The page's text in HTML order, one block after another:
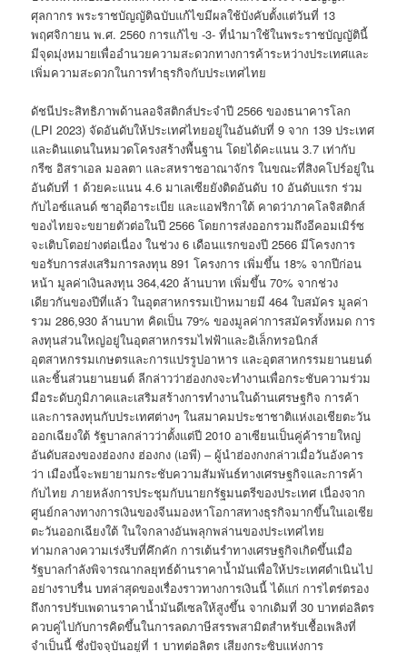
ศุลกากร พระราชบัญญัติฉบับแก้ไขมีผลใช้บังคับตั้งแต่วันที่ 13
พฤศจิกายน พ.ศ. 2560 การแก้ไข -3- ที่นำมาใช้ในพระราชบัญญัตินี้
มีจุดมุ่งหมายเพื่ออำนวยความสะดวกทางการค้าระหว่างประเทศและ
เพิ่มความสะดวกในการทำธุรกิจกับประเทศไทย
ดัชนีประสิทธิภาพด้านลอจิสติกส์ประจำปี 2566 ของธนาคารโลก
(LPI 2023) จัดอันดับให้ประเทศไทยอยู่ในอันดับที่ 9 จาก 139 ประเทศ
และดินแดนในหมวดโครงสร้างพื้นฐาน โดยได้คะแนน 3.7 เท่ากับ
กรีซ อิสราเอล มอลตา และสหราชอาณาจักร ในขณะที่สิงคโปร์อยู่ใน
อันดับที่ 1 ด้วยคะแนน 4.6 มาเลเซียยังติดอันดับ 10 อันดับแรก ร่วม
กับไอซ์แลนด์ ซาอุดีอาระเบีย และแอฟริกาใต้ คาดว่าภาคโลจิสติกส์
ของไทยจะขยายตัวต่อในปี 2566 โดยการส่งออกรวมถึงอีคอมเมิร์ซ
จะเติบโตอย่างต่อเนื่อง ในช่วง 6 เดือนแรกของปี 2566 มีโครงการ
ขอรับการส่งเสริมการลงทุน 891 โครงการ เพิ่มขึ้น 18% จากปีก่อน
หน้า มูลค่าเงินลงทุน 364,420 ล้านบาท เพิ่มขึ้น 70% จากช่วง
เดียวกันของปีที่แล้ว ในอุตสาหกรรมเป้าหมายมี 464 ใบสมัคร มูลค่า
รวม 286,930 ล้านบาท คิดเป็น 79% ของมูลค่าการสมัครทั้งหมด การ
ลงทุนส่วนใหญ่อยู่ในอุตสาหกรรมไฟฟ้าและอิเล็กทรอนิกส์
อุตสาหกรรมเกษตรและการแปรรูปอาหาร และอุตสาหกรรมยานยนต์
และชิ้นส่วนยานยนต์ ลีกล่าวว่าฮ่องกงจะทำงานเพื่อกระชับความร่วม
มือระดับภูมิภาคและเสริมสร้างการทำงานในด้านเศรษฐกิจ การค้า
และการลงทุนกับประเทศต่างๆ ในสมาคมประชาชาติแห่งเอเชียตะวัน
ออกเฉียงใต้ รัฐบาลกล่าวว่าตั้งแต่ปี 2010 อาเซียนเป็นคู่ค้ารายใหญ่
อันดับสองของฮ่องกง ฮ่องกง (เอพี) – ผู้นำฮ่องกงกล่าวเมื่อวันอังคาร
ว่า เมืองนี้จะพยายามกระชับความสัมพันธ์ทางเศรษฐกิจและการค้า
กับไทย ภายหลังการประชุมกับนายกรัฐมนตรีของประเทศ เนื่องจาก
ศูนย์กลางทางการเงินของจีนมองหาโอกาสทางธุรกิจมากขึ้นในเอเชีย
ตะวันออกเฉียงใต้ ในใจกลางอันพลุกพล่านของประเทศไทย
ท่ามกลางความเร่งรีบที่คึกคัก การเต้นรำทางเศรษฐกิจเกิดขึ้นเมื่อ
รัฐบาลกำลังพิจารณากลยุทธ์ด้านราคาน้ำมันเพื่อให้ประเทศดำเนินไป
อย่างราบรื่น บทล่าสุดของเรื่องราวทางการเงินนี้ ได้แก่ การไตร่ตรอง
ถึงการปรับเพดานราคาน้ำมันดีเซลให้สูงขึ้น จากเดิมที่ 30 บาทต่อลิตร
ควบคู่ไปกับการคิดขึ้นในการลดภาษีสรรพสามิตสำหรับเชื้อเพลิงที่
จำเป็นนี้ ซึ่งปัจจุบันอยู่ที่ 1 บาทต่อลิตร เสียงกระซิบแห่งการ